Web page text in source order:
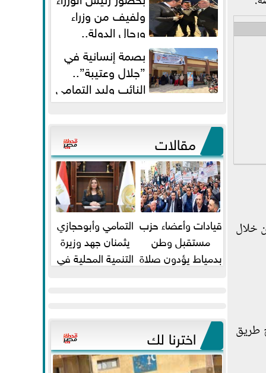
خلال
طريق
ولفيف من وزراء
ورجال الدولة..
النائبان وليد التمامي ومحمد...
بصمة إنسانية في
”جلال وعتيبة”..
النائب وليد التمامي
والبروفيسور جمال شيحة يداويان...
مقالات
قيادات وأعضاء حزب
مستقبل وطن
بدمياط يؤدون صلاة
التمامي وأبوحجازي
يثمنان جهد وزيرة
التنمية المحلية في
اخترنا لك